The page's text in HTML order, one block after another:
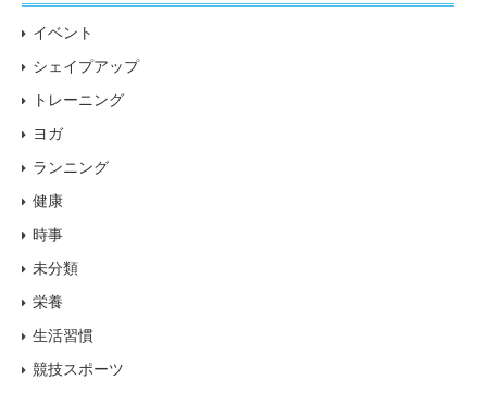
イベント
シェイプアップ
トレーニング
ヨガ
ランニング
健康
時事
未分類
栄養
生活習慣
競技スポーツ